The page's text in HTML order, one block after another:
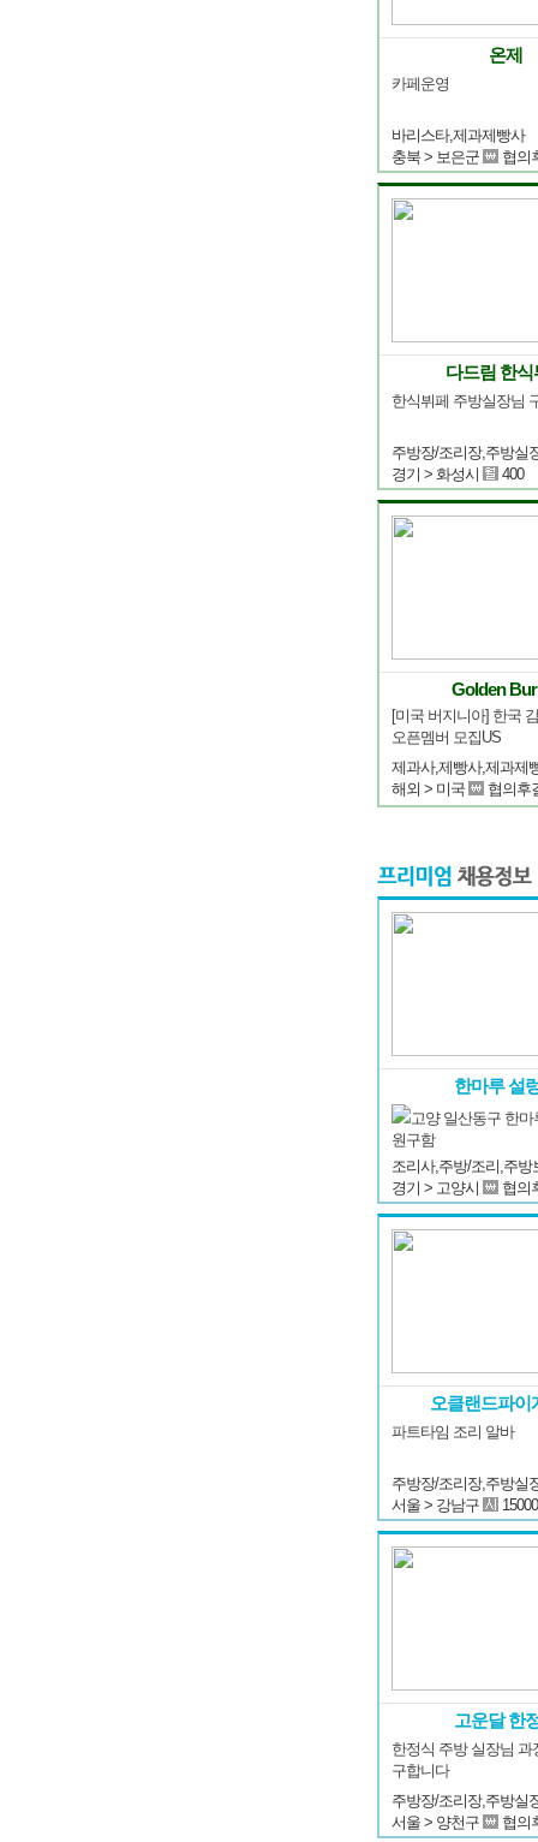
온제
카페운영
바리스타,제과제빵사
충북 > 보은군
협의
다드림 한식
한식뷔페 주방실장님
경기 > 화성시 400
Golden
[미국 버지니아] 한국
오픈멤버 모집US
해외 > 미국 협의후
한마루 설
고양 일산동구 한마
원구함
경기 > 고양시 협의
오클랜드파이
파트타임 조리 알바
서울 > 강남구 15000
고운달 한
한정식 주방 실장님 과
구합니다
서울 > 양천구 협의